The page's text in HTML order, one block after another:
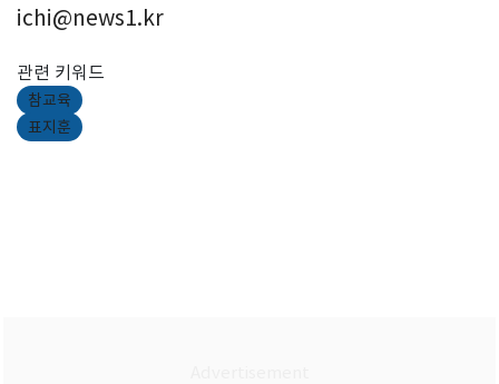
ichi@news1.kr
관련 키워드
참교육
표지훈